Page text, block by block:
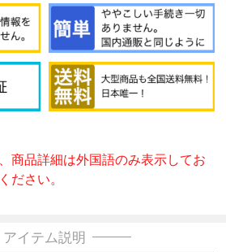
商品詳細は外国語のみ表示してお
ださい。
アイテム説明